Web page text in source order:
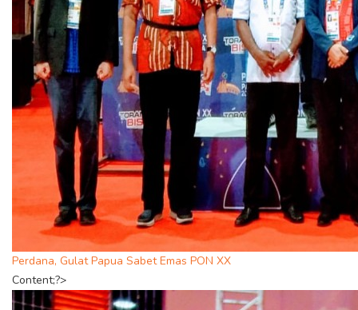
Perdana, Gulat Papua Sabet Emas PON XX
Content;?>